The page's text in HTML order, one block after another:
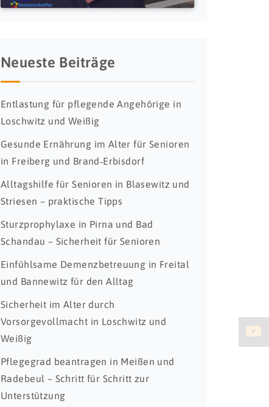
Neueste Beiträge
Entlastung für pflegende Angehörige in
Loschwitz und Weißig
Gesunde Ernährung im Alter für Senioren
in Freiberg und Brand‑Erbisdorf
Alltagshilfe für Senioren in Blasewitz und
Striesen – praktische Tipps
Sturzprophylaxe in Pirna und Bad
Schandau – Sicherheit für Senioren
Einfühlsame Demenzbetreuung in Freital
und Bannewitz für den Alltag
Sicherheit im Alter durch
Vorsorgevollmacht in Loschwitz und
Weißig
Pflegegrad beantragen in Meißen und
Radebeul – Schritt für Schritt zur
Unterstützung